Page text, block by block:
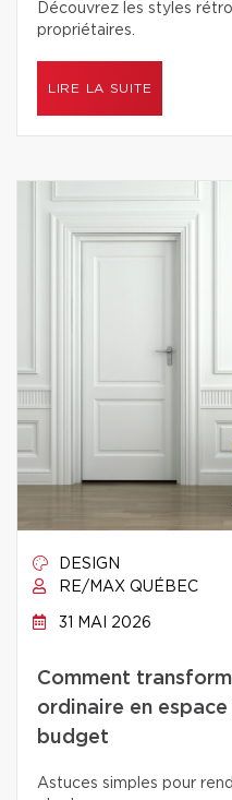
Découvrez les styles
propriétaires.
LIRE LA SUITE
DESIGN
RE/MAX QUÉBEC
31 MAI 2026
Comment
ordinaire en
budget
Astuces simples pour